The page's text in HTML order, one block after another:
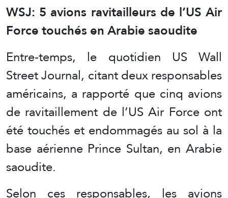
WSJ: 5 avions ravitailleurs de l’US Air
Force touchés en Arabie saoudite
Entre-temps, le quotidien US Wall
Street Journal, citant deux responsables
américains, a rapporté que cinq avions
de ravitaillement de l’US Air Force ont
été touchés et endommagés au sol à la
base aérienne Prince Sultan, en Arabie
saoudite.
Selon ces responsables, les avions